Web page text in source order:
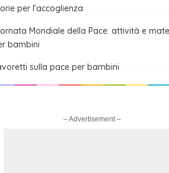
per l’accoglienza
Mondiale della Pace: attività e
bambini
sulla pace per bambini
– Advertisement –